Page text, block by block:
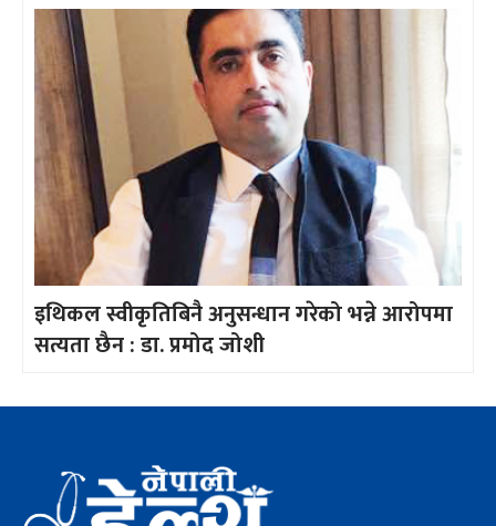
इथिकल स्वीकृतिबिनै अनुसन्धान गरेको भन्ने आरोपमा
सत्यता छैन : डा. प्रमोद जोशी